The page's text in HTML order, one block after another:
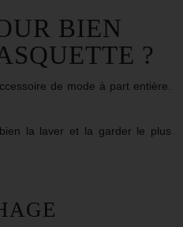
BIEN
?
de mode à part entière.
la laver et la garder le plus